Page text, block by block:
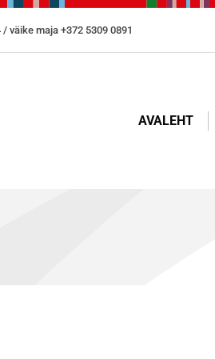
väike maja +372 5309 0891
AVALEHT